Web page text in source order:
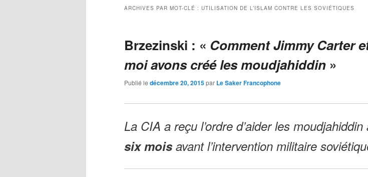
ARCHIVES PAR MOT-CLÉ : UTILISATION DE L’ISLAM CONTRE LES SOVIÉTIQUES
Brzezinski : « Comment Jimmy Carter
moi avons créé les moudjahiddin »
Publié le décembre 20, 2015par Le Saker Francophone
La CIA a reçu l’ordre d’aider les
six moisavant l’intervention militaire